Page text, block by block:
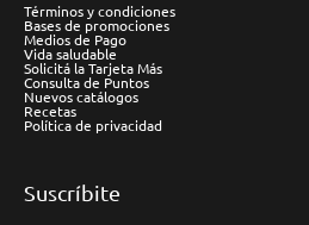
Términos y condiciones
Bases de promociones
Medios de Pago
Vida saludable
Solicitá la Tarjeta Más
Consulta de Puntos
Nuevos catálogos
Recetas
Política de privacidad
Suscríbite